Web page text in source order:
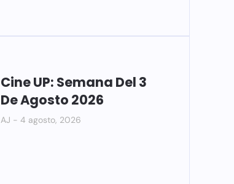
Cine UP: Semana Del 3
De Agosto 2026
AJ 4 agosto, 2026